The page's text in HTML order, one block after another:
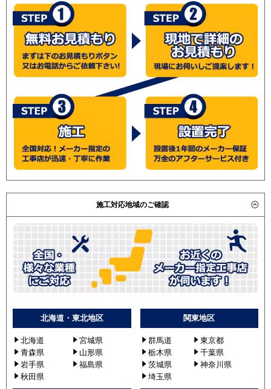
施工対応地域のご確認
北海道・東北地区
北海道
宮城県
青森県
山形県
岩手県
福島県
秋田県
関東地区
群馬道
東京都
栃木県
千葉県
茨城県
神奈川県
埼玉県